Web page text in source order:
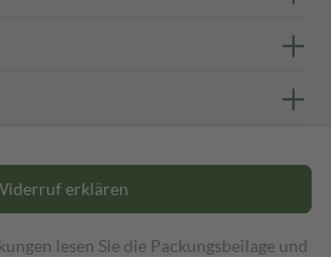
erklären
lesen Sie die Packungsbeilage und